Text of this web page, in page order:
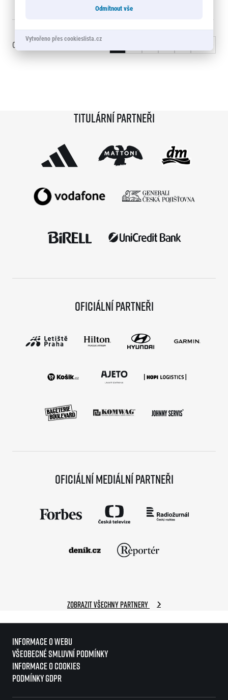
Ryuji OKADA 1:06:49
0 - 15of 2140
Titulární partneři
Oficiální partneři
Oficiální mediální partneři
Zobrazit všechny partnery
Informace o webu
Všeobecné smluvní podmínky
Informace o cookies
Podmínky GDPR
Odmítnout vše
Vytvořeno přes cookieslista.cz